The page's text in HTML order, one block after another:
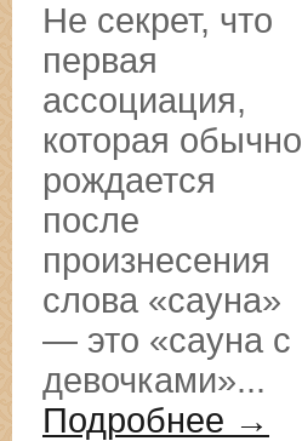
Не секрет, что
первая
ассоциация,
которая обычно
рождается
после
произнесения
слова «сауна»
— это «сауна с
девочками»...
Подробнее →